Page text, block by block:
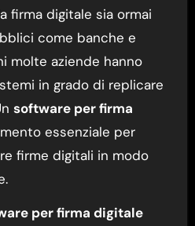
firma digitale sia ormai
come banche e
molte aziende hanno
in grado di replicare
software per firma
essenziale per
firme digitali in modo
per firma digitale